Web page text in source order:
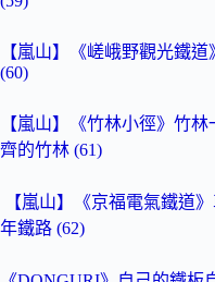
【嵐山】《嵯峨野觀光鐵
(60)
【嵐山】《竹林小徑》竹
齊的竹林 (61)
【嵐山】《京福電氣鐵道
年鐵路 (62)